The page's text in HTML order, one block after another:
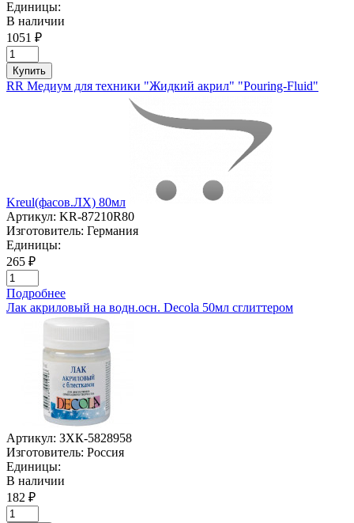
Единицы:
В наличии
1051 ₽
Купить
RR Медиум для техники "Жидкий акрил" "Pouring-Fluid"
Kreul(фасов.ЛХ) 80мл
Артикул: KR-87210R80
Изготовитель: Германия
Единицы:
265 ₽
Подробнее
Лак акриловый на водн.осн. Decola 50мл сглиттером
Артикул: ЗХК-5828958
Изготовитель: Россия
Единицы:
В наличии
182 ₽